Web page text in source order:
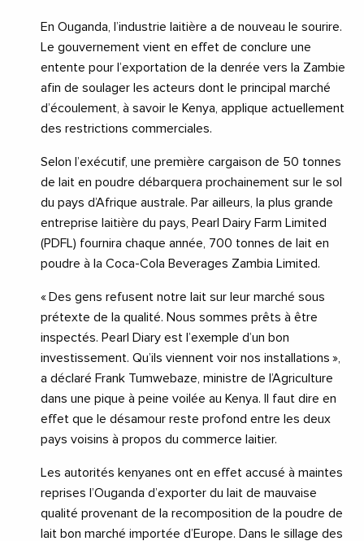
En Ouganda, l’industrie laitière a de nouveau le sourire.
Le gouvernement vient en effet de conclure une
entente pour l’exportation de la denrée vers la Zambie
afin de soulager les acteurs dont le principal marché
d’écoulement, à savoir le Kenya, applique actuellement
des restrictions commerciales.
Selon l’exécutif, une première cargaison de 50 tonnes
de lait en poudre débarquera prochainement sur le sol
du pays d’Afrique australe. Par ailleurs, la plus grande
entreprise laitière du pays, Pearl Dairy Farm Limited
(PDFL) fournira chaque année, 700 tonnes de lait en
poudre à la Coca-Cola Beverages Zambia Limited.
« Des gens refusent notre lait sur leur marché sous
prétexte de la qualité. Nous sommes prêts à être
inspectés. Pearl Diary est l’exemple d’un bon
investissement. Qu’ils viennent voir nos installations »,
a déclaré Frank Tumwebaze, ministre de l’Agriculture
dans une pique à peine voilée au Kenya. Il faut dire en
effet que le désamour reste profond entre les deux
pays voisins à propos du commerce laitier.
Les autorités kenyanes ont en effet accusé à maintes
reprises l’Ouganda d’exporter du lait de mauvaise
qualité provenant de la recomposition de la poudre de
lait bon marché importée d’Europe. Dans le sillage des